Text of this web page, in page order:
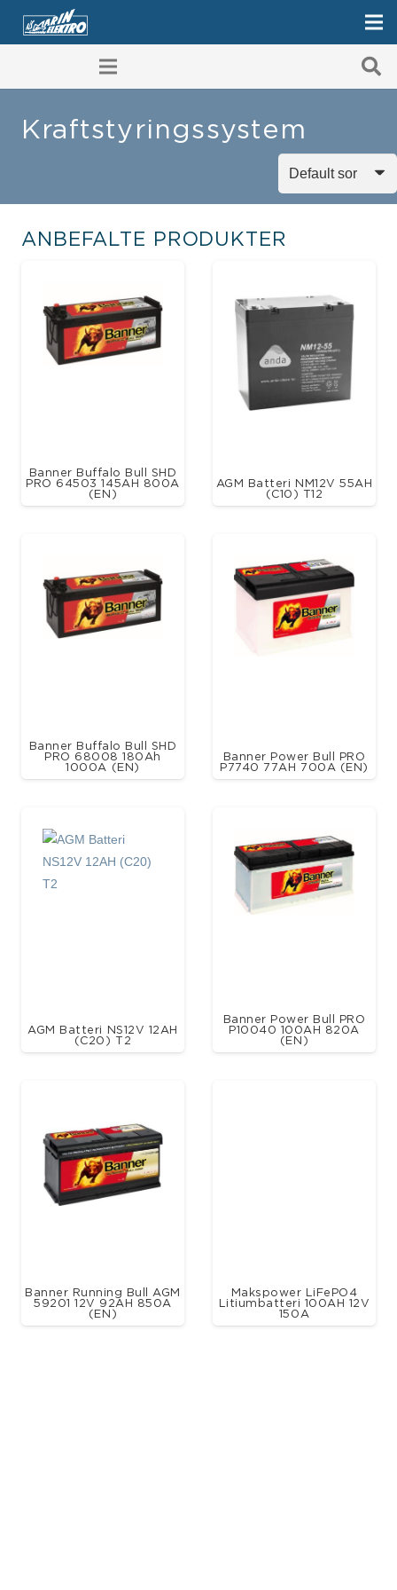
Kraftstyringssystem
ANBEFALTE PRODUKTER
Banner Buffalo Bull SHD
PRO 64503 145AH 800A
(EN)
AGM Batteri NM12V 55AH
(C10) T12
Banner Buffalo Bull SHD
PRO 68008 180Ah
1000A (EN)
Banner Power Bull PRO
P7740 77AH 700A (EN)
AGM Batteri NS12V 12AH
(C20) T2
Banner Power Bull PRO
P10040 100AH 820A
(EN)
Banner Running Bull AGM
59201 12V 92AH 850A
(EN)
Makspower LiFePO4
Litiumbatteri 100AH 12V
150A